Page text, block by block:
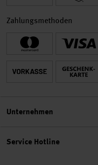
Service Hotline
Zahlungsmethoden
Unternehmen